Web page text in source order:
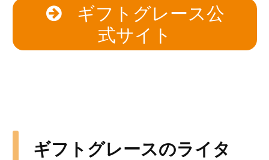
ギフトグレース公
式サイト
ギフトグレースのライタ